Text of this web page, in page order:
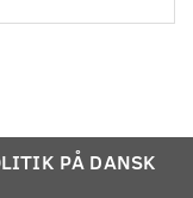
PÅ DANSK